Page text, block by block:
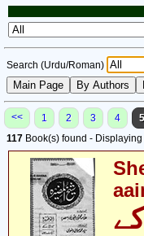
Search (Urdu/Roman)
<< 1 2 3 4 5
117 Book(s) found - Displaying